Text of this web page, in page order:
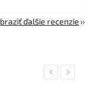
ďalšie recenzie
Previous
Next